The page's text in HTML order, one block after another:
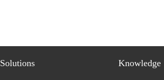
Solutions Knowledge